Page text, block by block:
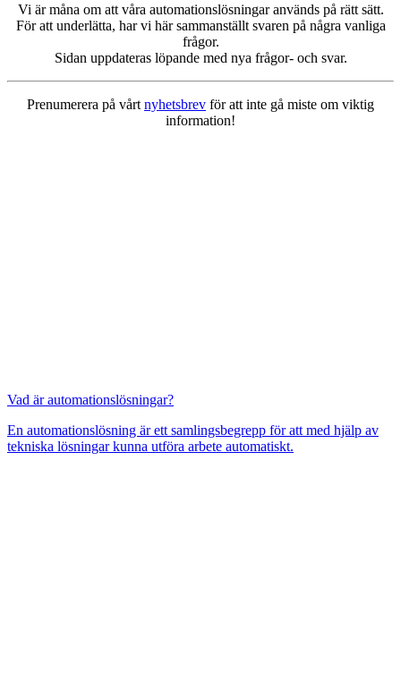
Mekanik
LinjärenheterAxelkopplingarKulskruvarSkenstyrningar
Vi är måna om att våra automationslösningar används på rätt sätt.
För att underlätta, har vi här sammanställt svaren på några vanliga
frågor.
Sidan uppdateras löpande med nya frågor- och svar.
Prenumerera på vårt nyhetsbrev för att inte gå miste om viktig
information!
Vad är automationslösningar?
En automationslösning är ett samlingsbegrepp för att med hjälp av
tekniska lösningar kunna utföra arbete automatiskt.